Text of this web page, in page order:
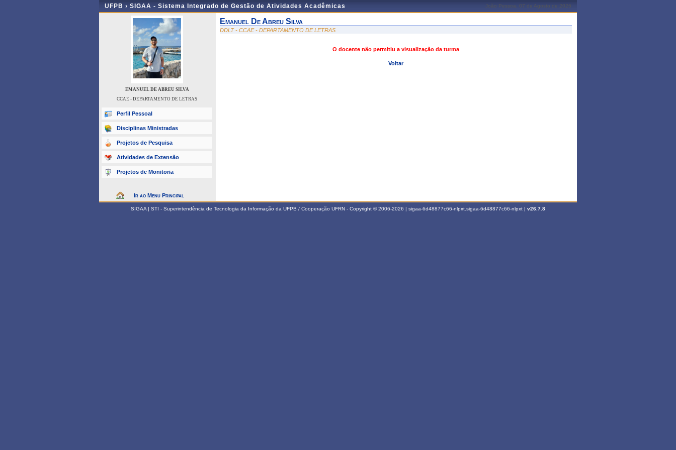
UFPB › SIGAA - Sistema Integrado de Gestão de Atividades Acadêmicas João Pessoa, 07 de Agosto de 2026
EMANUEL DE ABREU SILVA
CCAE - DEPARTAMENTO DE LETRAS
Perfil Pessoal
Disciplinas Ministradas
Projetos de Pesquisa
Atividades de Extensão
Projetos de Monitoria
Ir ao Menu Principal
Emanuel De Abreu Silva
DDLT - CCAE - DEPARTAMENTO DE LETRAS
O docente não permitiu a visualização da turma
Voltar
SIGAA | STI - Superintendência de Tecnologia da Informação da UFPB / Cooperação UFRN - Copyright © 2006-2026 | sigaa-6d48877c66-nlpxt.sigaa-6d48877c66-nlpxt | v26.7.8